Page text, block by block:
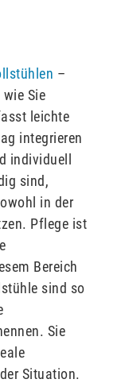
–
Sie
leichte
integrieren
individuell
sind,
in der
Pflege ist
Bereich
sind so
Sie
Situation.